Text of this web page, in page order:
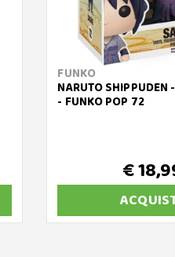
FUNKO
NARUTO SHIPPUDEN
- FUNKO POP 72
€